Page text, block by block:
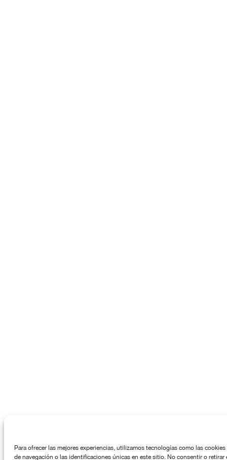
Para ofrecer las mejores experiencias, utilizamos tecnologías como las
de navegación o las identificaciones únicas en este sitio. No consentir o